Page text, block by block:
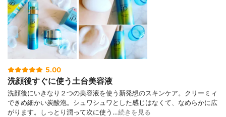
5.00
洗顔後すぐに使う土台美容液
洗顔後にいきなり２つの美容液を使う新発想のスキンケア。クリーミィ
できめ細かい炭酸泡。シュワシュワとした感じはなくて、なめらかに広
がります。しっとり潤って次に使う…続きを見る